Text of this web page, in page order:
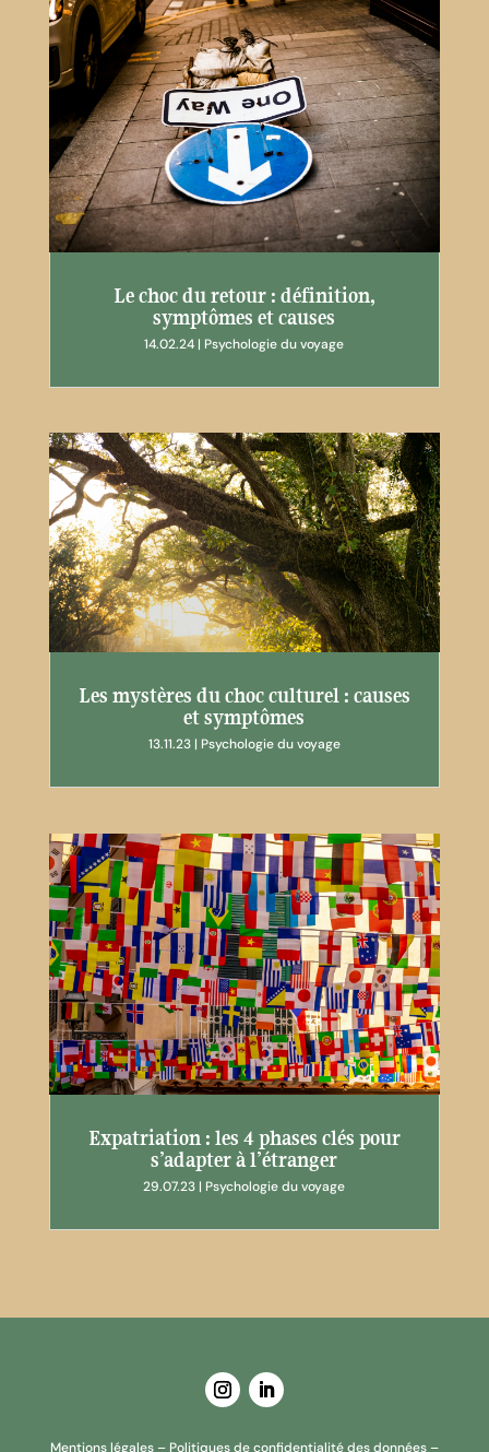
Le choc du retour : définition,
symptômes et causes
14.02.24 | Psychologie du voyage
Les mystères du choc culturel : causes
et symptômes
13.11.23| Psychologie du voyage
Expatriation : les 4 phases clés pour
s’adapter à l’étranger
29.07.23 | Psychologie du voyage
Mentions légales– Politiques de confidentialité des données–